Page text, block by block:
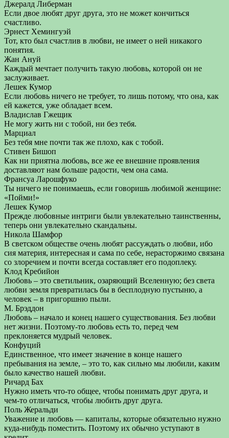
Джералд Либерман
Если двое любят друг друга, это не может кончиться
счастливо.
Эрнест Хемингуэй
Тот, кто был счастлив в любви, не имеет о ней никакого
понятия.
Жан Ануй
Каждый мечтает получить такую любовь, которой он не
заслуживает.
Лешек Кумор
Если любовь ничего не требует, то лишь потому, что она, как
ей кажется, уже обладает всем.
Владислав Гжещик
Не могу жить ни с тобой, ни без тебя.
Марциал
Без тебя мне почти так же плохо, как с тобой.
Стивен Бишоп
Как ни приятна любовь, все же ее внешние проявления
доставляют нам больше радости, чем она сама.
Франсуа Ларошфуко
Ты ничего не понимаешь, если говоришь любимой женщине:
«Пойми!»
Лешек Кумор
Прежде любовные интриги были увлекательно таинственны,
теперь они увлекательно скандальны.
Никола Шамфор
В светском обществе очень любят рассуждать о любви, ибо
сия материя, интересная и сама по себе, нерасторжимо связана
со злоречием и почти всегда составляет его подоплеку.
Клод Кребийон
Любовь – это светильник, озаряющий Вселенную; без света
любви земля превратилась бы в бесплодную пустыню, а
человек – в пригоршню пыли.
М. Брэддон
Любовь – начало и конец нашего существования. Без любви
нет жизни. Поэтому-то любовь есть то, перед чем
преклоняется мудрый человек.
Конфуций
Единственное, что имеет значение в конце нашего
пребывания на земле, – это то, как сильно мы любили, каким
было качество нашей любви.
Ричард Бах
Нужно иметь что-то общее, чтобы понимать друг друга, и
чем-то отличаться, чтобы любить друг друга.
Поль Жеральди
Уважение и любовь — капиталы, которые обязательно нужно
куда-нибудь поместить. Поэтому их обычно уступают в